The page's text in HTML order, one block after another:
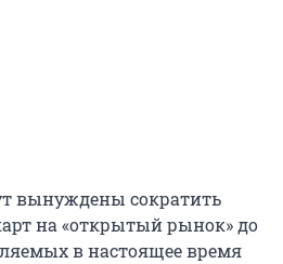
вынуждены сократить
на «открытый рынок» до
в настоящее время